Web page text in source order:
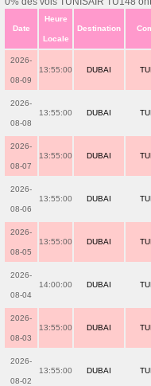
Date
Heure
Locale
Destination
2026-
08-09
13:55:00 DUBAI
2026-
08-08
13:55:00 DUBAI
2026-
08-07
13:55:00 DUBAI
2026-
08-06
13:55:00 DUBAI
2026-
08-05
13:55:00 DUBAI
2026-
08-04
14:00:00 DUBAI
2026-
08-03
13:55:00 DUBAI
2026-
08-02
13:55:00 DUBAI